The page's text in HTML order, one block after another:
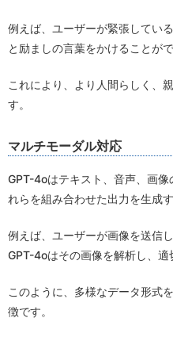
例えば、ユーザーが緊張してい
と励ましの言葉をかけることがで
これにより、より人間らしく、
す。
マルチモーダル対応
GPT-4oはテキスト、音声、画
れらを組み合わせた出力を生成
例えば、ユーザーが画像を送信
GPT-4oはその画像を解析し、適
このように、多様なデータ形式
徴です。